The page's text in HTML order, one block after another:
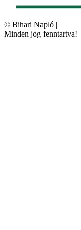
© Bihari Napló |
Minden jog fenntartva!